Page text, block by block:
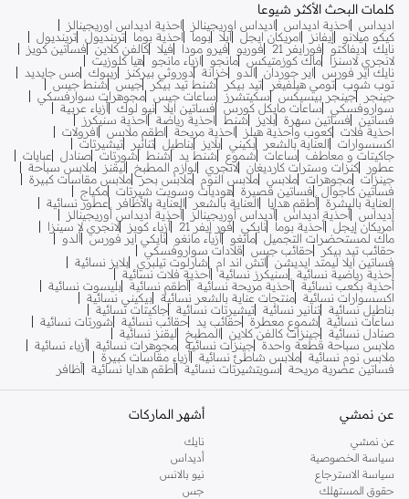
كلمات البحث الأكثر شيوعا
اديداس احذية اديداس اديداس اوريجينالز
احذية اديداس اوريجينالز
كيكو ميلانو
إيفانز امريكان ايجل ايلا بوما احذية بوما ترينديول ترينديول
نايك ديفاكتو فورايفر 21 فوريو فيرو مودا فيلا كالفن كلاين فساتين كويز
لانجري لاسنزا
ماك كوزمتيكس مانجو ازياء مانجو
هيا كلوزيت
نايك اير فورس
اير جوردان الدو خزانة دوروثي بيركنز ريبوك مس جايديد
توب شوب تومي هيلفيغر تيد بيكر شنط تيد بيكر جيس
شنط جيس
جينجر
جينجر بيسيكس سكيتشرز ساعات جيس مجوهرات سوارفسكي
سواروفسكي
ساعات مايكل كورس فساتين ايلا نيو لوك أزياء عربية
فساتين
فساتين سهرة بلايز شنط احذية رياضة
احذية سنيكرز
احذية فلات كعوب واحذية هيلز احذية مريحة اطقم ملابس
افرولات
اكسسوارات
العناية بالشعر بكيني بلايز بناطيل تنانير
تيشيرتات
جاكيتات و معاطف
ساعات شموع شنط يد شنط شورتات صنادل
عبايات
عطور
كنزات وسترات كارديغان لانجري لوازم المطبخ ليقنز
ملابس سباحة
جينزات مجوهرات ملابس ملابس النوم ملابس بحر ملابس مقاسات كبيرة
فساتين كاجوال
فساتين قصيرة هوديات وسويت شيرتات مكياج
العناية بالبشرة أطقم هدايا العناية بالشعر العناية بالأظافر
عطور نسائية
أديداس أحذية أديداس أديداس أوريجينالز
أحذية أديداس أوريجينالز
أمريكان إيجل أحذية بوما نايكي فور إيفر 21 أزياء كويز
لانجري لا سينزا
ماك لمستحضرات التجميل مانغو أزياء مانغو نايكي اير فورس ألدو
حقائب تيد بيكر
حقائب جيس
قلادات سواروفسكي
فساتين ايلا ليمتد ايديشن
اتش اند ام شارلوت تيلبري بلايز نسائية
أحذية رياضية نسائية
سنيكرز نسائية أحذية فلات نسائية
أحذية بكعب نسائية أحذية مريحة نسائية أطقم نسائية بليسوت نسائية
اكسسوارات نسائية منتجات عناية بالشعر نسائية بيكيني نسائية
بناطيل نسائية تنانير نسائية تيشيرتات نسائية جاكيتات نسائية
ساعات نسائية
شموع معطرة حقائب يد حقائب نسائية
شورتات نسائية
صنادل نسائية جينزات كالفن كلاين المطبخ
ليقنز نسائية
ملابس سباحة قطعة واحدة جينزات نسائية مجوهرات نسائية أزياء نسائية
ملابس نوم نسائية ملابس شاطئ نسائية أزياء مقاسات كبيرة
فساتين عصرية مريحة
سويتشيرتات نسائية أطقم هدايا نسائية أظافر
عن نمشي
عن نمشي
سياسة الخصوصية
سياسة الاسترجاع
حقوق المستهلك
أشهر الماركات
نايك
أديداس
نيو بالانس
جس